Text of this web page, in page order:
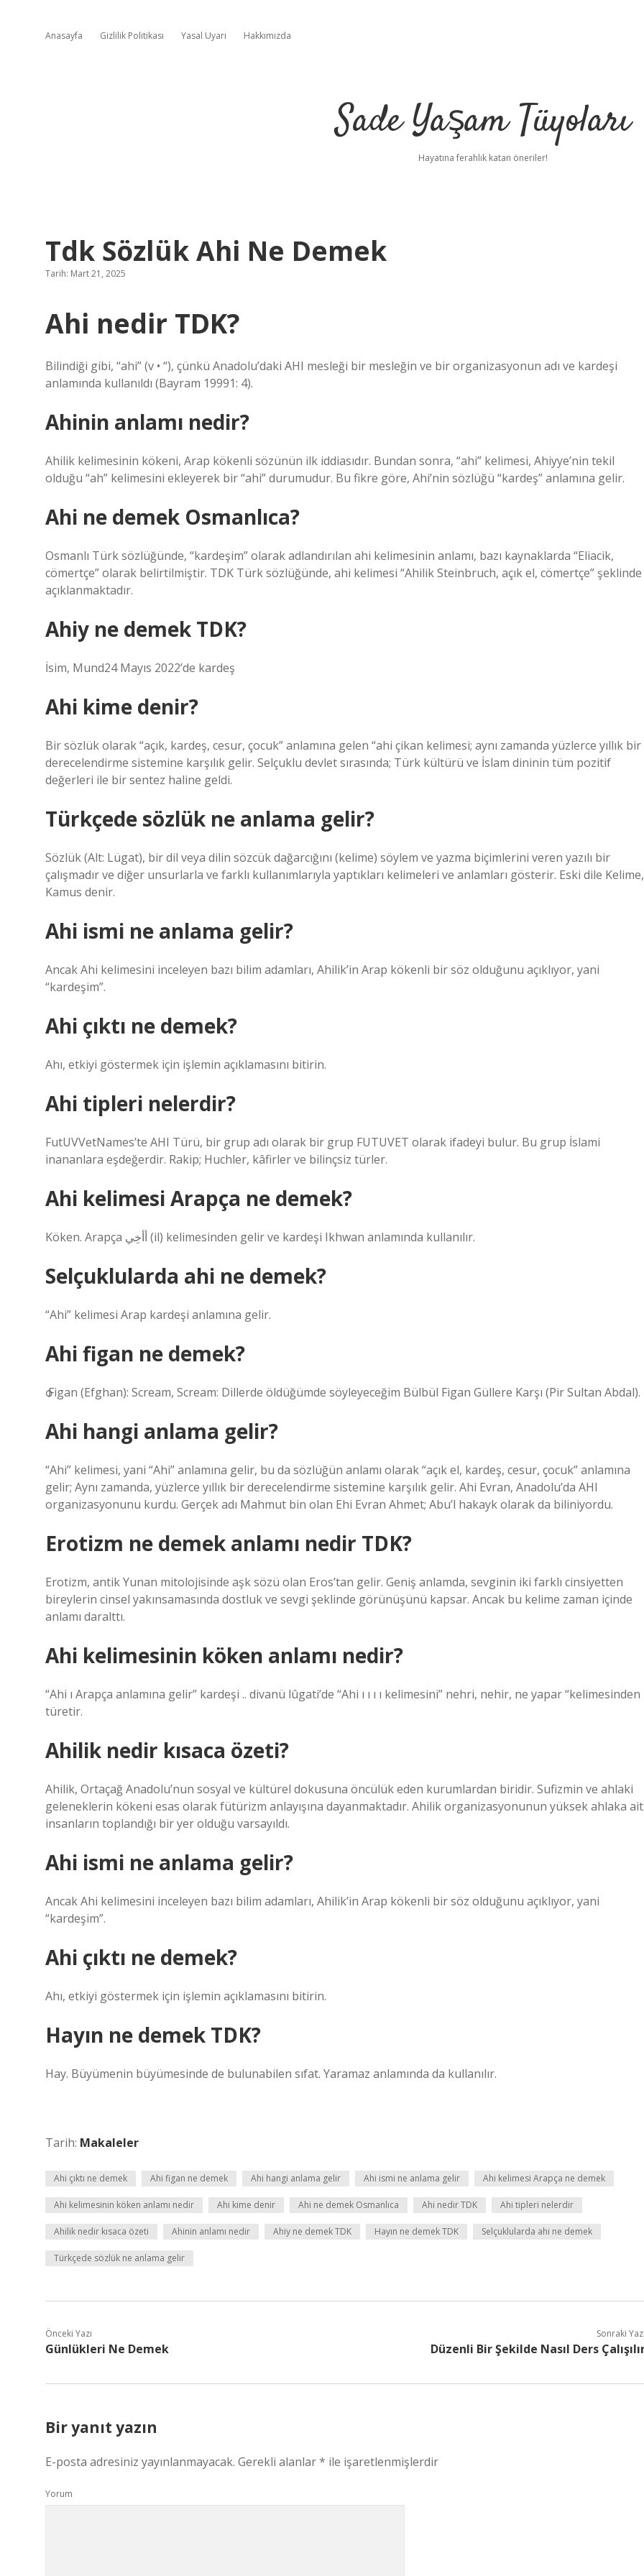
Anasayfa Gizlilik Politikası Yasal Uyarı Hakkımızda
Sade Yaşam Tüyoları
Hayatına ferahlık katan öneriler!
Tdk Sözlük Ahi Ne Demek
Tarih: Mart 21, 2025
Ahi nedir TDK?
Bilindiği gibi, “ahi” (v • “), çünkü Anadolu’daki AHI mesleği bir mesleğin ve bir organizasyonun adı ve kardeşi
anlamında kullanıldı (Bayram 19991: 4).
Ahinin anlamı nedir?
Ahilik kelimesinin kökeni, Arap kökenli sözünün ilk iddiasıdır. Bundan sonra, “ahi” kelimesi, Ahiyye’nin tekil
olduğu “ah” kelimesini ekleyerek bir “ahi” durumudur. Bu fikre göre, Ahi’nin sözlüğü “kardeş” anlamına gelir.
Ahi ne demek Osmanlıca?
Osmanlı Türk sözlüğünde, “kardeşim” olarak adlandırılan ahi kelimesinin anlamı, bazı kaynaklarda “Eliacik,
cömertçe” olarak belirtilmiştir. TDK Türk sözlüğünde, ahi kelimesi “Ahilik Steinbruch, açık el, cömertçe” şeklinde
açıklanmaktadır.
Ahiy ne demek TDK?
İsim, Mund24 Mayıs 2022’de kardeş
Ahi kime denir?
Bir sözlük olarak “açık, kardeş, cesur, çocuk” anlamına gelen “ahi çikan kelimesi; aynı zamanda yüzlerce yıllık bir
derecelendirme sistemine karşılık gelir. Selçuklu devlet sırasında; Türk kültürü ve İslam dininin tüm pozitif
değerleri ile bir sentez haline geldi.
Türkçede sözlük ne anlama gelir?
Sözlük (Alt: Lügat), bir dil veya dilin sözcük dağarcığını (kelime) söylem ve yazma biçimlerini veren yazılı bir
çalışmadır ve diğer unsurlarla ve farklı kullanımlarıyla yaptıkları kelimeleri ve anlamları gösterir. Eski dile Kelime,
Kamus denir.
Ahi ismi ne anlama gelir?
Ancak Ahi kelimesini inceleyen bazı bilim adamları, Ahilik’in Arap kökenli bir söz olduğunu açıklıyor, yani
“kardeşim”.
Ahi çıktı ne demek?
Ahı, etkiyi göstermek için işlemin açıklamasını bitirin.
Ahi tipleri nelerdir?
FutUVVetNames’te AHI Türü, bir grup adı olarak bir grup FUTUVET olarak ifadeyi bulur. Bu grup İslami
inananlara eşdeğerdir. Rakip; Huchler, kâfirler ve bilinçsiz türler.
Ahi kelimesi Arapça ne demek?
Köken. Arapça أأخِي (il) kelimesinden gelir ve kardeşi Ikhwan anlamında kullanılır.
Selçuklularda ahi ne demek?
“Ahi” kelimesi Arap kardeşi anlamına gelir.
Ahi figan ne demek?
ѻ Figan (Efghan): Scream, Scream: Dillerde öldüğümde söyleyeceğim Bülbül Figan Güllere Karşı (Pir Sultan Abdal).
Ahi hangi anlama gelir?
“Ahi” kelimesi, yani “Ahi” anlamına gelir, bu da sözlüğün anlamı olarak “açık el, kardeş, cesur, çocuk” anlamına
gelir; Aynı zamanda, yüzlerce yıllık bir derecelendirme sistemine karşılık gelir. Ahi Evran, Anadolu’da AHI
organizasyonunu kurdu. Gerçek adı Mahmut bin olan Ehi Evran Ahmet; Abu’l hakayk olarak da biliniyordu.
Erotizm ne demek anlamı nedir TDK?
Erotizm, antik Yunan mitolojisinde aşk sözü olan Eros’tan gelir. Geniş anlamda, sevginin iki farklı cinsiyetten
bireylerin cinsel yakınsamasında dostluk ve sevgi şeklinde görünüşünü kapsar. Ancak bu kelime zaman içinde
anlamı daralttı.
Ahi kelimesinin köken anlamı nedir?
“Ahi ı Arapça anlamına gelir” kardeşi .. divanü lûgati’de “Ahi ı ı ı ı kelimesini” nehri, nehir, ne yapar “kelimesinden
türetir.
Ahilik nedir kısaca özeti?
Ahilik, Ortaçağ Anadolu’nun sosyal ve kültürel dokusuna öncülük eden kurumlardan biridir. Sufizmin ve ahlaki
geleneklerin kökeni esas olarak fütürizm anlayışına dayanmaktadır. Ahilik organizasyonunun yüksek ahlaka ait
insanların toplandığı bir yer olduğu varsayıldı.
Ahi ismi ne anlama gelir?
Ancak Ahi kelimesini inceleyen bazı bilim adamları, Ahilik’in Arap kökenli bir söz olduğunu açıklıyor, yani
“kardeşim”.
Ahi çıktı ne demek?
Ahı, etkiyi göstermek için işlemin açıklamasını bitirin.
Hayın ne demek TDK?
Hay. Büyümenin büyümesinde de bulunabilen sıfat. Yaramaz anlamında da kullanılır.
Tarih: Makaleler
Ahi çıktı ne demek Ahi figan ne demek Ahi hangi anlama gelir Ahi ismi ne anlama gelir Ahi kelimesi Arapça ne demek
Ahi kelimesinin köken anlamı nedir Ahi kime denir Ahi ne demek Osmanlıca Ahi nedir TDK Ahi tipleri nelerdir
Ahilik nedir kısaca özeti Ahinin anlamı nedir Ahiy ne demek TDK Hayın ne demek TDK Selçuklularda ahi ne demek
Türkçede sözlük ne anlama gelir
Önceki Yazı
Günlükleri Ne Demek
Sonraki Yazı
Düzenli Bir Şekilde Nasıl Ders
Bir yanıt yazın
E-posta adresiniz yayınlanmayacak. Gerekli alanlar* ile işaretlenmişlerdir
Yorum